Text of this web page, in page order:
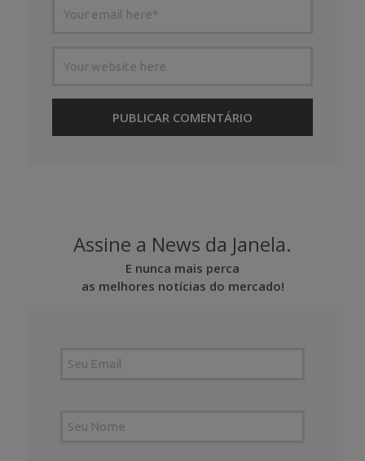
Assine a News da Janela.
E nunca mais perca
as melhores notícias do mercado!